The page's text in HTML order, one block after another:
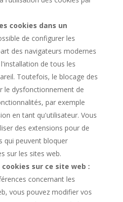
cookies dans un
de configurer les
des navigateurs modernes
de tous les
Toutefois, le blocage des
le dysfonctionnement de
par exemple
en tant qu'utilisateur. Vous
des extensions pour de
qui peuvent bloquer
sur les sites web.
sur ce site web :
concernant les
vous pouvez modifier vos